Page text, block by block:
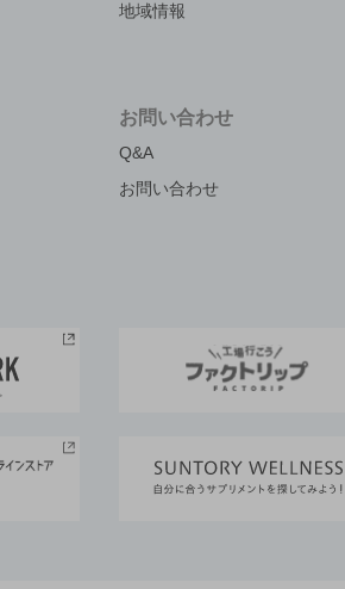
地域情報
お問い合わせ
Q&A
お問い合わせ